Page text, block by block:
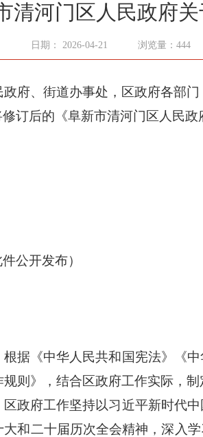
清河门区人民政府
日期： 2026-04-21 浏览量：444
政府、街道办事处，区政府各部门
订后的《阜新市清河门区人民政
件公开发布）
根据《中华人民共和国宪法》《
则》，结合区政府工作实际，制
区政府工作坚持以习近平新时代
大和二十届历次全会精神，深入